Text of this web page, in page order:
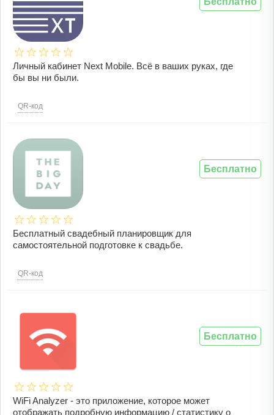
Личный кабинет Next Mobile. Всё в ваших руках, где
бы вы ни были.
QR-код
Бесплатный свадебный планировщик для
самостоятельной подготовке к свадьбе.
QR-код
Бесплатно
WiFi Analyzer - это приложение, которое может
отображать подробную информацию / статистику о
Бесплатно